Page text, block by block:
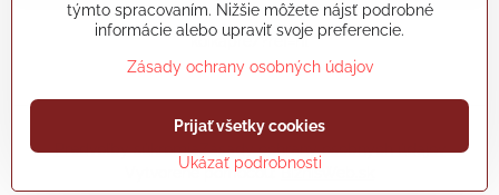
koikapre/?ref=hl
©2026Copyright
Predvoľby súkromiaZásady ochrany osobných údajov
Vytvorené pomocou:BiznisWeb.sk
týmto spracovaním. Nižšie môžete nájsť podrobné
informácie alebo upraviť svoje preferencie.
Zásady ochrany osobných údajov
Ukázať podrobnosti
Prijať všetky cookies